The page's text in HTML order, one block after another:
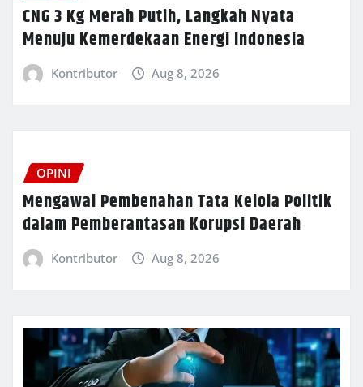
CNG 3 Kg Merah Putih, Langkah Nyata
Menuju Kemerdekaan Energi Indonesia
Kontributor Aug 8, 2026
OPINI
Mengawal Pembenahan Tata Kelola Politik
dalam Pemberantasan Korupsi Daerah
Kontributor Aug 8, 2026